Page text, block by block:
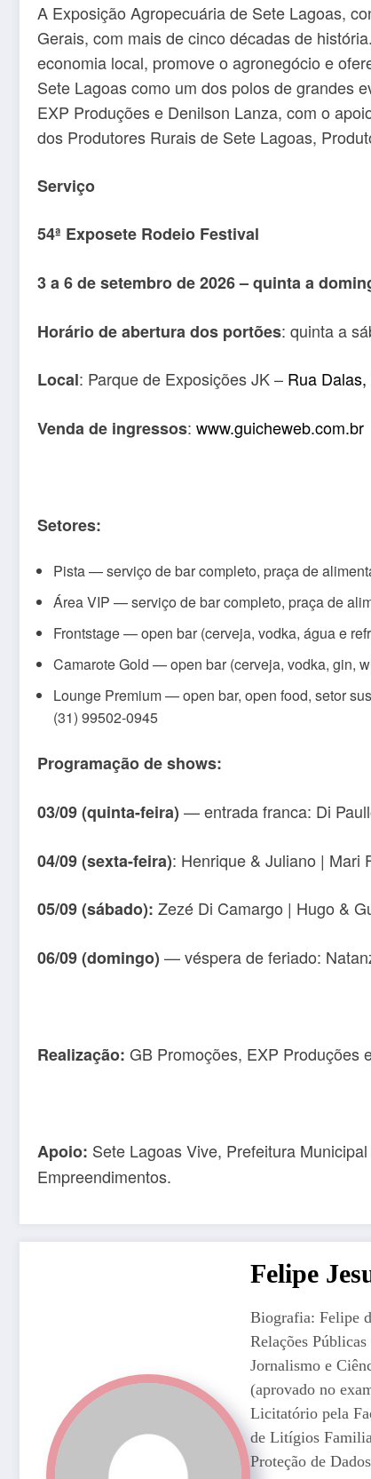
A Exposição Agropecuária de Sete Lagoas,
Gerais, com mais de cinco décadas de
economia local, promove o agronegócio e
Sete Lagoas como um dos polos de grandes
EXP Produções e Denilson Lanza, com o
dos Produtores Rurais de Sete Lagoas,
Serviço
54ª Exposete Rodeio Festival
3 a 6 de setembro de 2026 – quinta a
Horário de abertura dos portões: quinta a
Local: Parque de Exposições JK – Rua
Venda de ingressos: www.guicheweb.com.br
Setores:
Pista — serviço de bar completo, praça de
Área VIP — serviço de bar completo, praça de
Frontstage — open bar (cerveja, vodka, água e
Camarote Gold — open bar (cerveja, vodka, gin,
Lounge Premium — open bar, open food, setor
(31) 99502-0945
Programação de shows:
03/09 (quinta-feira) — entrada franca: Di
04/09 (sexta-feira): Henrique & Juliano | Mari
05/09 (sábado): Zezé Di Camargo | Hugo &
06/09 (domingo) — véspera de feriado:
Realização: GB Promoções, EXP Produções
Apoio: Sete Lagoas Vive, Prefeitura
Empreendimentos.
Felipe
Biografia: Felipe
Relações
Jornalismo e
(aprovado no
Licitatório pela
de Litígios
Proteção de